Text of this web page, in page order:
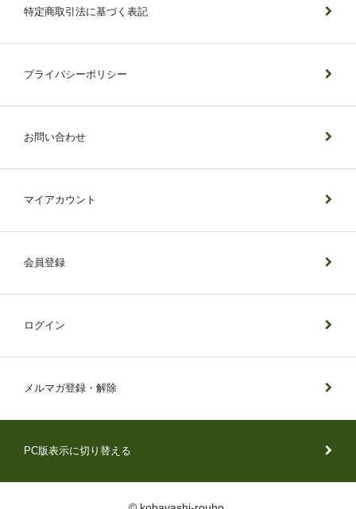
特定商取引法に基づく表記
プライバシーポリシー
お問い合わせ
マイアカウント
会員登録
ログイン
メルマガ登録・解除
PC版表示に切り替える